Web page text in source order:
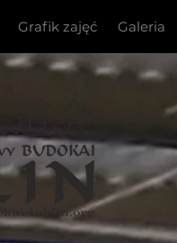
Grafik zajęć Galeria